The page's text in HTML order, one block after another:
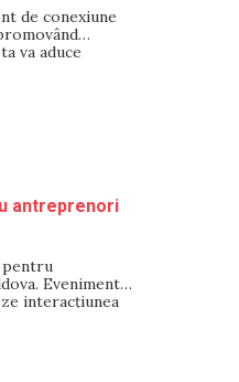
de conexiune
va aduce
tehnologie și
de
antreprenori
pentru
Evenimentul
interacțiunea
pentru
«Startup